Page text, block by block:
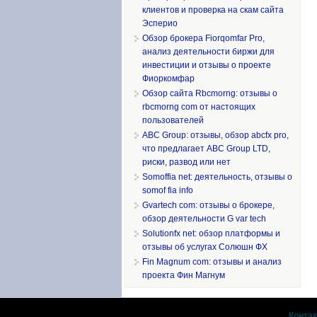
клиентов и проверка на скам сайта
Эсперио
Обзор брокера Fiorqomfar Pro,
анализ деятельности биржи для
инвестиции и отзывы о проекте
Фиоркомфар
Обзор сайта Rbcmorng: отзывы о
rbcmorng com от настоящих
пользователей
ABC Group: отзывы, обзор abcfx pro,
что предлагает ABC Group LTD,
риски, развод или нет
Somoffia net: деятельность, отзывы о
somof fia info
Gvartech com: отзывы о брокере,
обзор деятельности G var tech
Solutionfx net: обзор платформы и
отзывы об услугах Солюшн ФХ
Fin Magnum com: отзывы и анализ
проекта Фин Магнум